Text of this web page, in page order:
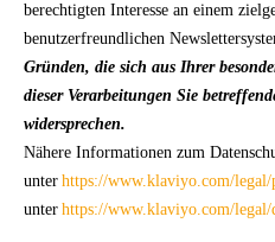
berechtigten Interesse an einem
benutzerfreundlichen
Gründen, die sich aus Ihrer
dieser Verarbeitungen Sie
widersprechen.
Nähere Informationen zum
unter https://www.klaviyo.com/
unter https://www.klaviyo.com/legal/